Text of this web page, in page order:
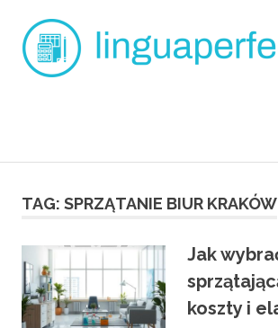
content
TAG: SPRZĄTANIE BIUR KRAKÓW
Jak
koszty i